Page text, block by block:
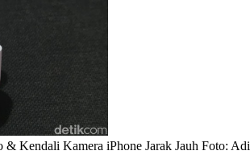
Kendali Kamera iPhone Jarak Jauh Foto: